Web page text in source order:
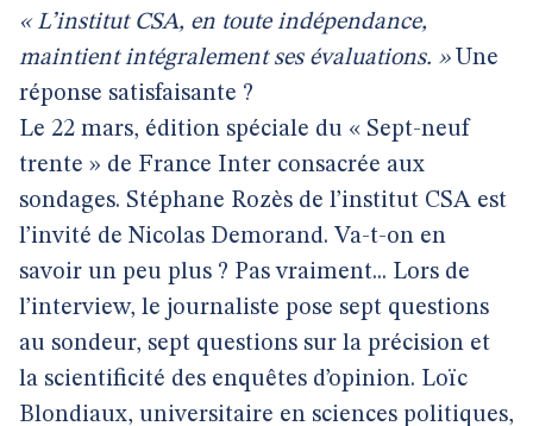
« L’institut CSA, en toute indépendance,
maintient intégralement ses évaluations. »Une
réponse satisfaisante ?
Le 22 mars, édition spéciale du « Sept-neuf
trente » de France Inter consacrée aux
sondages. Stéphane Rozès de l’institut CSA est
l’invité de Nicolas Demorand. Va-t-on en
savoir un peu plus ? Pas vraiment... Lors de
l’interview, le journaliste pose sept questions
au sondeur, sept questions sur la précision et
la scientificité des enquêtes d’opinion. Loïc
Blondiaux, universitaire en sciences politiques,